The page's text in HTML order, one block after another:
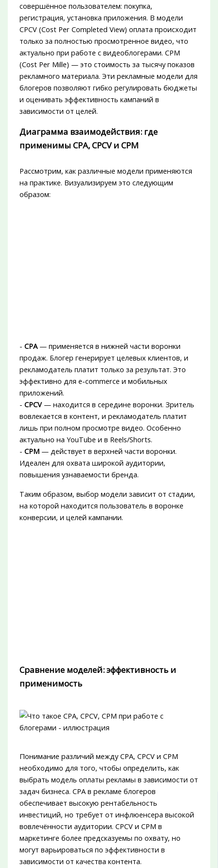
совершённое пользователем: покупка,
регистрация, установка приложения. В модели
CPCV (Cost Per Completed View) оплата происходит
только за полностью просмотренное видео, что
актуально при работе с видеоблогерами. CPM
(Cost Per Mille) — это стоимость за тысячу показов
рекламного материала. Эти рекламные модели для
блогеров позволяют гибко регулировать бюджеты
и оценивать эффективность кампаний в
зависимости от целей.
Диаграмма взаимодействия: где
применимы CPA, CPCV и CPM
Рассмотрим, как различные модели применяются
на практике. Визуализируем это следующим
образом:
- CPA— применяется в нижней части воронки
продаж. Блогер генерирует целевых клиентов, и
рекламодатель платит только за результат. Это
эффективно для e-commerce и мобильных
приложений.
- CPCV— находится в середине воронки. Зритель
вовлекается в контент, и рекламодатель платит
лишь при полном просмотре видео. Особенно
актуально на YouTube и в Reels/Shorts.
- CPM— действует в верхней части воронки.
Идеален для охвата широкой аудитории,
повышения узнаваемости бренда.
Таким образом, выбор модели зависит от стадии,
на которой находится пользователь в воронке
конверсии, и целей кампании.
Сравнение моделей: эффективность и
применимость
Понимание различий между CPA, CPCV и CPM
необходимо для того, чтобы определить, как
выбрать модель оплаты рекламы в зависимости от
задач бизнеса. CPA в рекламе блогеров
обеспечивает высокую рентабельность
инвестиций, но требует от инфлюенсера высокой
вовлечённости аудитории. CPCV и CPM в
маркетинге более предсказуемы по охвату, но
могут варьироваться по эффективности в
зависимости от качества контента.